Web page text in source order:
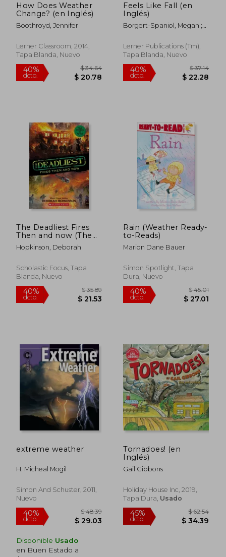
How Does Weather
Change? (en Inglés)
Boothroyd, Jennifer
Lerner Classroom, 2014,
Tapa Blanda, Nuevo
40%
dcto. $ 20.78
Feels Like Fall (en
Inglés)
Borgert-Spaniol, Megan ;
Lerner Publications (Tm),
Tapa Blanda, Nuevo
40%
dcto. $
The Deadliest Fires
Then and now (The
Deadliest #3,
Scholastic Focus) (en
Hopkinson, Deborah
Scholastic Focus, Tapa
Blanda, Nuevo
Rain (Weather Ready-
to-Reads)
Marion Dane Bauer
Simon Spotlight, Tapa
Dura, Nuevo
extreme weather
H. Micheal Mogil
Simon And Schuster, 2011,
Nuevo
Disponible Usado
en Buen Estado a
Tornadoes! (en
Inglés)
Gail Gibbons
Holiday House Inc, 2019,
Tapa Dura, Usado